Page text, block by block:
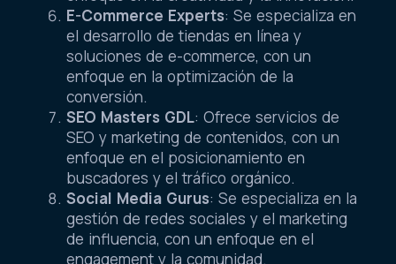
E-Commerce Experts: Se especializa en
el desarrollo de tiendas en línea y
soluciones de e-commerce, con un
enfoque en la optimización de la
conversión.
SEO Masters GDL: Ofrece servicios de
SEO y marketing de contenidos, con un
enfoque en el posicionamiento en
buscadores y el tráfico orgánico.
Social Media Gurus: Se especializa en la
gestión de redes sociales y el marketing
de influencia, con un enfoque en el
engagement y la comunidad.